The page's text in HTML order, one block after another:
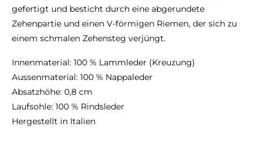
gefertigt und besticht durch eine abgerundete
Zehenpartie und einen V-förmigen Riemen, der sich zu
einem schmalen Zehensteg verjüngt.
Innenmaterial: 100 % Lammleder (Kreuzung)
Aussenmaterial: 100 % Nappaleder
Absatzhöhe: 0,8 cm
Laufsohle: 100 % Rindsleder
Hergestellt in Italien